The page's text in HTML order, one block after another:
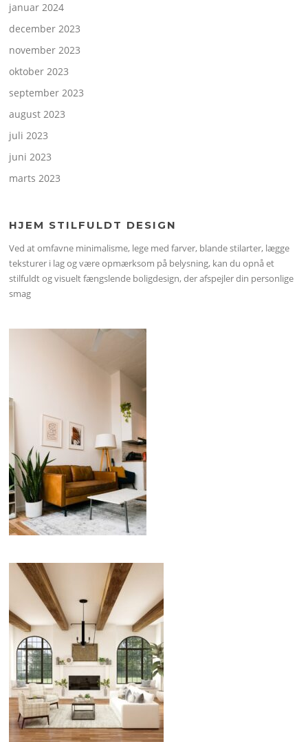
januar 2024
december 2023
november 2023
oktober 2023
september 2023
august 2023
juli 2023
juni 2023
marts 2023
HJEM STILFULDT DESIGN
Ved at omfavne minimalisme, lege med farver, blande stilarter, lægge
teksturer i lag og være opmærksom på belysning, kan du opnå et
stilfuldt og visuelt fængslende boligdesign, der afspejler din personlige
smag